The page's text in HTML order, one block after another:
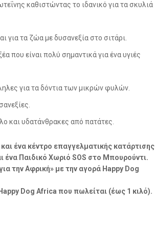
καθιστώντας το ιδανικό για τα σκυλιά
για τα ζώα με δυσανεξία στο σιτάρι.
που είναι πολύ σημαντικά για ένα υγιές
για τα δόντια των μικρών φυλών.
και υδατάνθρακες από πατάτες.
ένα κέντρο επαγγελματικής κατάρτισης
Παιδικό Χωριό SOS στο Μπουρούντι.
την Αφρική» με την αγορά Happy Dog
Dog Africa που πωλείται (έως 1 κιλό).